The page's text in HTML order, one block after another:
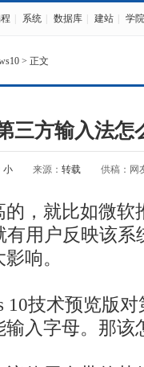
系统 数据库 建站 学院
> 正文
三方输入法怎
小 来源： 转载 供稿：网
，就比如微软
有用户反映该
响。
技术预览版对
入字母。那该